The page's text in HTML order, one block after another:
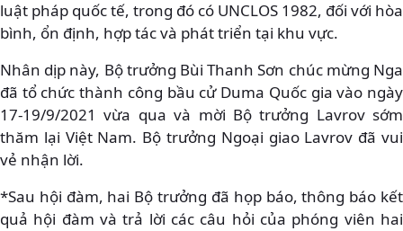
luật pháp quốc tế, trong đó có UNCLOS 1982, đối với hòa
bình, ổn định, hợp tác và phát triển tại khu vực.
Nhân dịp này, Bộ trưởng Bùi Thanh Sơn chúc mừng Nga
đã tổ chức thành công bầu cử Duma Quốc gia vào ngày
17-19/9/2021 vừa qua và mời Bộ trưởng Lavrov sớm
thăm lại Việt Nam. Bộ trưởng Ngoại giao Lavrov đã vui
vẻ nhận lời.
*Sau hội đàm, hai Bộ trưởng đã họp báo, thông báo kết
quả hội đàm và trả lời các câu hỏi của phóng viên hai